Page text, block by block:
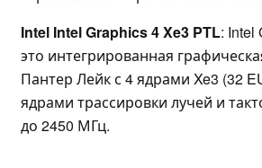
Intel Intel Graphics 4 Xe3 PTL: Intel
это интегрированная
Пантер Лейк с 4 ядрами Xe3 (32
ядрами трассировки лучей и
до 2450 МГц.